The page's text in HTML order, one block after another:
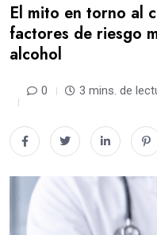
El mito en torno al
factores de riesgo
alcohol
0 3 mins. de